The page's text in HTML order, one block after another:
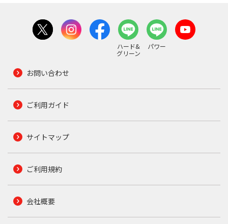
ハード&
グリーン
パワー
お問い合わせ
ご利用ガイド
サイトマップ
ご利用規約
会社概要